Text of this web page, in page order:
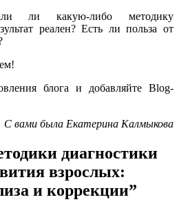
ли какую-либо методику
реален? Есть ли польза от
блога и добавляйте Blog-
С вами была Екатерина Калмыкова
диагностики
взрослых:
и коррекции”